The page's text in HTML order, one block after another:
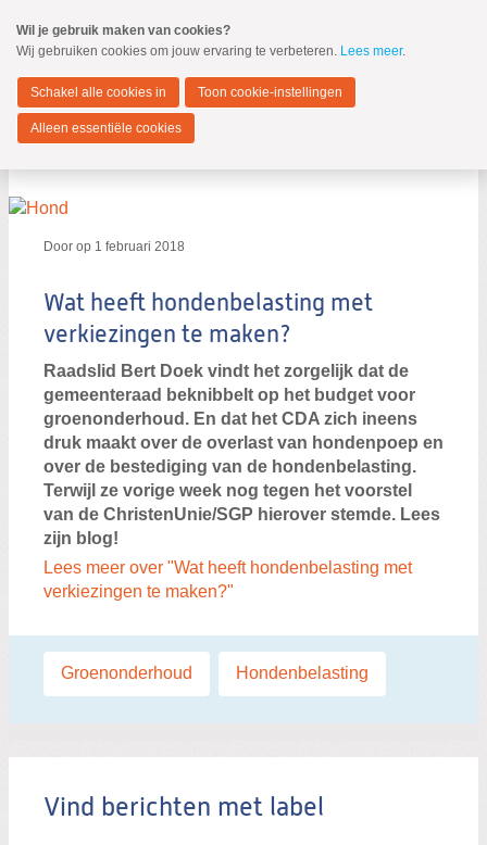
naar
Spring
de
inhoud
Spring
naar
Zuidplas
MENU
Zoeken:
Zoeken
Door op 1 februari 2018
Wat heeft hondenbelasting met
verkiezingen te maken?
Raadslid Bert Doek vindt het zorgelijk dat de
gemeenteraad beknibbelt op het budget voor
groenonderhoud. En dat het CDA zich ineens
druk maakt over de overlast van hondenpoep en
over de bestediging van de hondenbelasting.
Terwijl ze vorige week nog tegen het voorstel
van de ChristenUnie/SGP hierover stemde. Lees
zijn blog!
Lees meer over "Wat heeft hondenbelasting met
verkiezingen te maken?"
Labels:
Groenonderhoud Hondenbelasting
Vind berichten met label
Wil je gebruik maken van cookies?
Wij gebruiken cookies om jouw ervaring te verbeteren. Lees meer.
Schakel alle cookies in Toon cookie-instellingen
Alleen essentiële cookies